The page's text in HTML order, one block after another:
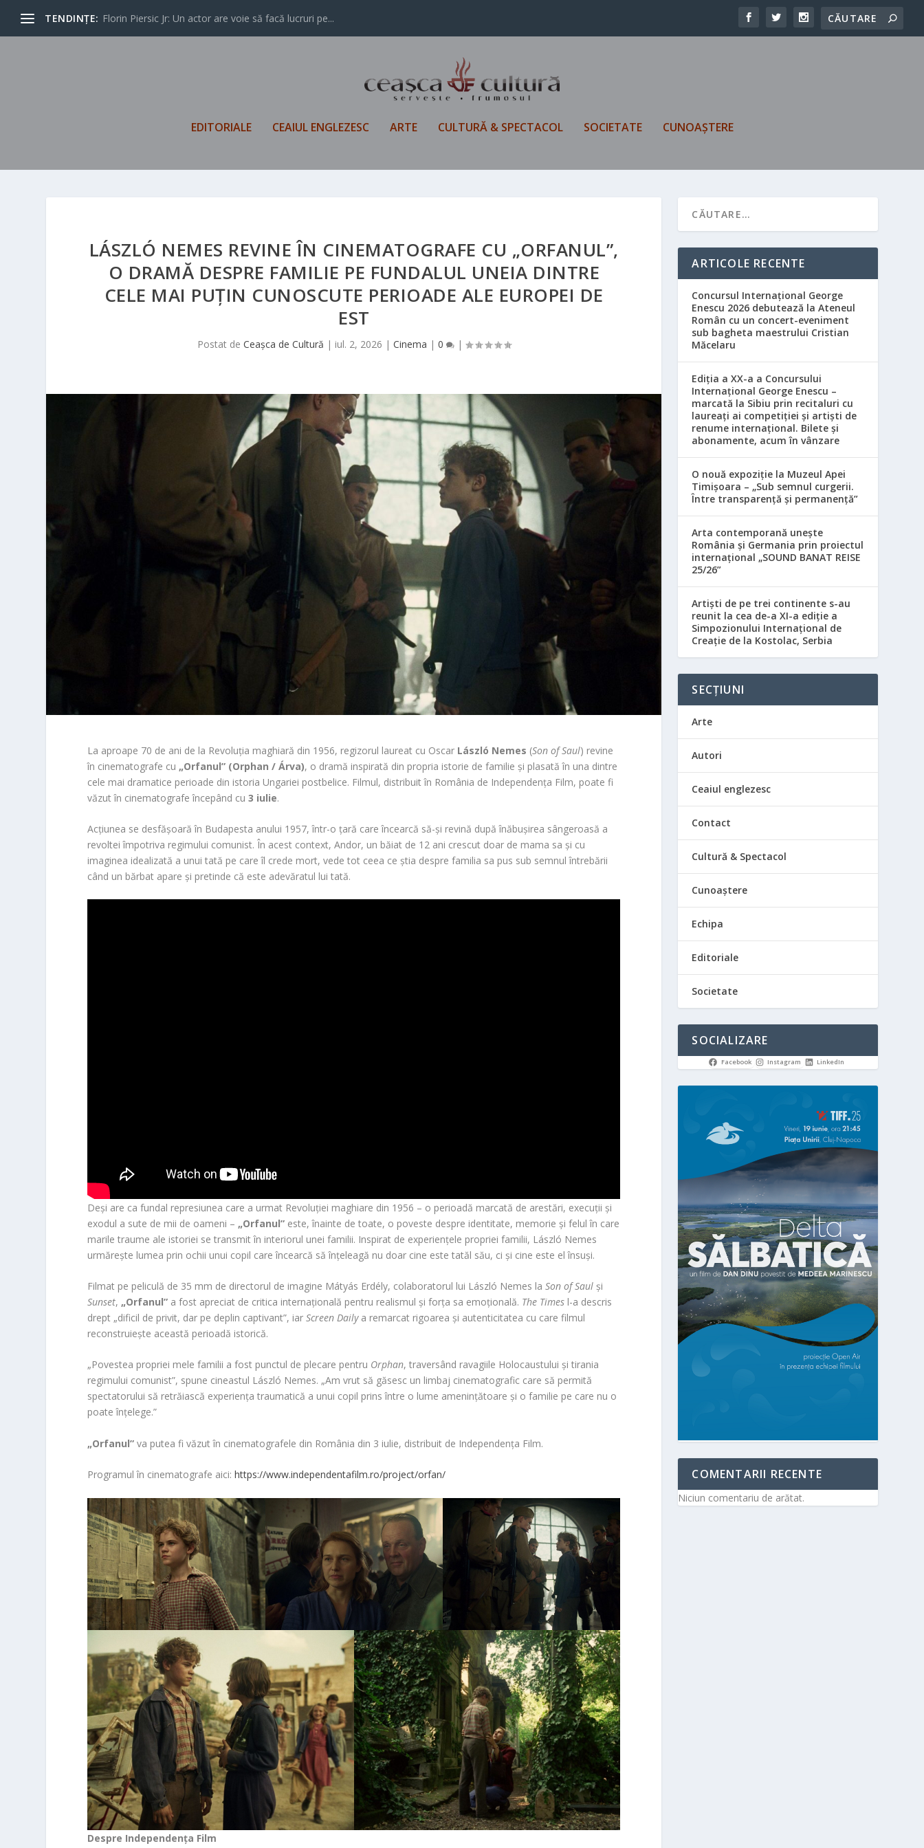
TENDINȚE: Florin Piersic Jr: Un actor are voie să facă lucruri pe...
EDITORIALE CEAIUL ENGLEZESC ARTE CULTURĂ & SPECTACOL SOCIETATE CUNOAȘTERE
LÁSZLÓ NEMES REVINE ÎN CINEMATOGRAFE CU „ORFANUL”,
O DRAMĂ DESPRE FAMILIE PE FUNDALUL UNEIA DINTRE
CELE MAI PUȚIN CUNOSCUTE PERIOADE ALE EUROPEI DE
EST
Postat de Ceașca de Cultură | iul. 2, 2026 | Cinema | 0 |
La aproape 70 de ani de la Revoluția maghiară din 1956, regizorul laureat cu Oscar László Nemes (Son of Saul) revine
în cinematografe cu „Orfanul” (Orphan / Árva), o dramă inspirată din propria istorie de familie și plasată în una dintre
cele mai dramatice perioade din istoria Ungariei postbelice. Filmul, distribuit în România de Independența Film, poate fi
văzut în cinematografe începând cu3 iulie.
Acțiunea se desfășoară în Budapesta anului 1957, într-o țară care încearcă să-și revină după înăbușirea sângeroasă a
revoltei împotriva regimului comunist. În acest context, Andor, un băiat de 12 ani crescut doar de mama sa și cu
imaginea idealizată a unui tată pe care îl crede mort, vede tot ceea ce știa despre familia sa pus sub semnul întrebării
când un bărbat apare și pretinde că este adevăratul lui tată.
Deși are ca fundal represiunea care a urmat Revoluției maghiare din 1956 – o perioadă marcată de arestări, execuții și
exodul a sute de mii de oameni – „Orfanul” este, înainte de toate, o poveste despre identitate, memorie și felul în care
marile traume ale istoriei se transmit în interiorul unei familii. Inspirat de experiențele propriei familii, László Nemes
urmărește lumea prin ochii unui copil care încearcă să înțeleagă nu doar cine este tatăl său, ci și cine este el însuși.
Filmat pe peliculă de 35 mm de directorul de imagine Mátyás Erdély, colaboratorul lui László Nemes laSon of Saul și
Sunset, „Orfanul” a fost apreciat de critica internațională pentru realismul și forța sa emoțională. The Times l-a descris
drept „dificil de privit, dar pe deplin captivant”, iarScreen Dailya remarcat rigoarea și autenticitatea cu care filmul
reconstruiește această perioadă istorică.
„Povestea propriei mele familii a fost punctul de plecare pentru Orphan, traversând ravagiile Holocaustului și tirania
regimului comunist”, spune cineastul László Nemes. „Am vrut să găsesc un limbaj cinematografic care să permită
spectatorului să retrăiască experiența traumatică a unui copil prins între o lume amenințătoare și o familie pe care nu o
poate înțelege.”
„Orfanul” va putea fi văzut în cinematografele din România din 3 iulie, distribuit de Independența Film.
Programul în cinematografe aici:https://www.independentafilm.ro/project/orfan/
Despre Independența Film
ARTICOLE RECENTE
Concursul Internațional George
Enescu 2026 debutează la Ateneul
Român cu un concert-eveniment
sub bagheta maestrului Cristian
Măcelaru
Ediția a XX-a a Concursului
Internațional George Enescu –
marcată la Sibiu prin recitaluri cu
laureați ai competiției și artiști de
renume internațional. Bilete și
abonamente, acum în vânzare
O nouă expoziție la Muzeul Apei
Timișoara – „Sub semnul curgerii.
Între transparență și permanență”
Arta contemporană unește
România și Germania prin proiectul
internațional „SOUND BANAT REISE
25/26”
Artiști de pe trei continente s-au
reunit la cea de-a XI-a ediție a
Simpozionului Internațional de
Creație de la Kostolac, Serbia
SECȚIUNI
Arte
Autori
Ceaiul englezesc
Contact
Cultură & Spectacol
Cunoaștere
Echipa
Editoriale
Societate
SOCIALIZARE
Facebook Instagram LinkedIn
COMENTARII RECENTE
Niciun comentariu de arătat.